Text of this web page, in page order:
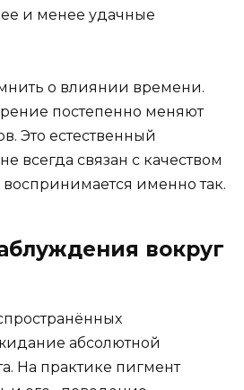
и менее удачные
о влиянии времени.
постепенно меняют
Это естественный
всегда связан с качеством
воспринимается именно так.
вокруг
абсолютной
На практике пигмент